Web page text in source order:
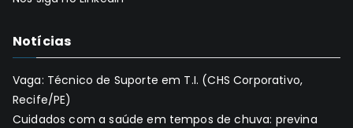
Notícias
Vaga: Técnico de Suporte em T.I. (CHS Corporativo,
Recife/PE)
Cuidados com a saúde em tempos de chuva: previna